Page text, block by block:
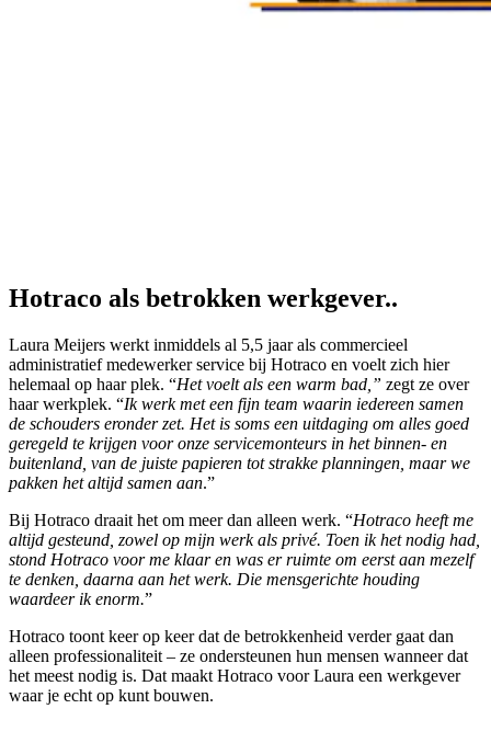
Hotraco als betrokken werkgever..
Laura Meijers werkt inmiddels al 5,5 jaar als commercieel
administratief medewerker service bij Hotraco en voelt zich hier
helemaal op haar plek. “Het voelt als een warm bad,” zegt ze over
haar werkplek. “Ik werk met een fijn team waarin iedereen samen
de schouders eronder zet. Het is soms een uitdaging om alles goed
geregeld te krijgen voor onze servicemonteurs in het binnen- en
buitenland, van de juiste papieren tot strakke planningen, maar we
pakken het altijd samen aan.”
Bij Hotraco draait het om meer dan alleen werk. “Hotraco heeft me
altijd gesteund, zowel op mijn werk als privé. Toen ik het nodig had,
stond Hotraco voor me klaar en was er ruimte om eerst aan mezelf
te denken, daarna aan het werk. Die mensgerichte houding
waardeer ik enorm.”
Hotraco toont keer op keer dat de betrokkenheid verder gaat dan
alleen professionaliteit – ze ondersteunen hun mensen wanneer dat
het meest nodig is. Dat maakt Hotraco voor Laura een werkgever
waar je echt op kunt bouwen.